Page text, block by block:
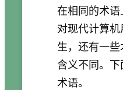
在相同的术
对现代计算
生，还有一
含义不同。
术语。